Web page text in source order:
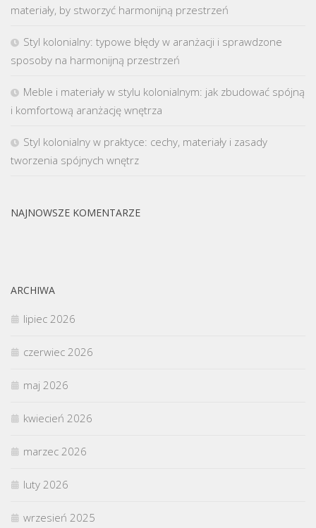
materiały, by stworzyć harmonijną przestrzeń
Styl kolonialny: typowe błędy w aranżacji i sprawdzone
sposoby na harmonijną przestrzeń
Meble i materiały w stylu kolonialnym: jak zbudować spójną
i komfortową aranżację wnętrza
Styl kolonialny w praktyce: cechy, materiały i zasady
tworzenia spójnych wnętrz
NAJNOWSZE KOMENTARZE
ARCHIWA
lipiec 2026
czerwiec 2026
maj 2026
kwiecień 2026
marzec 2026
luty 2026
wrzesień 2025